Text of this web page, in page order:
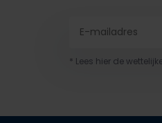
* Lees hier de